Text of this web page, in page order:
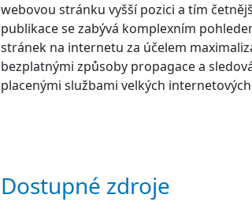
webovou stránku vyšší pozici a tím
publikace se zabývá komplexním
stránek na internetu za účelem
bezplatnými způsoby propagace a
placenými službami velkých
Dostupné zdroje